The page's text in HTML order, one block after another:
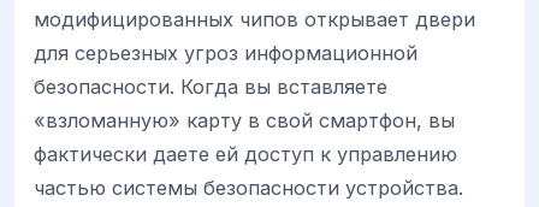
модифицированных чипов открывает двери
для серьезных угроз информационной
безопасности. Когда вы вставляете
«взломанную» карту в свой смартфон, вы
фактически даете ей доступ к управлению
частью системы безопасности устройства.